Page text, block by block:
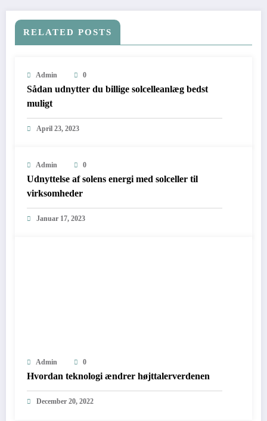
RELATED POSTS
Admin 0
Sådan udnytter du billige solcelleanlæg bedst
muligt
April 23, 2023
Admin 0
Udnyttelse af solens energi med solceller til
virksomheder
Januar 17, 2023
Admin 0
Hvordan teknologi ændrer højttalerverdenen
December 20, 2022